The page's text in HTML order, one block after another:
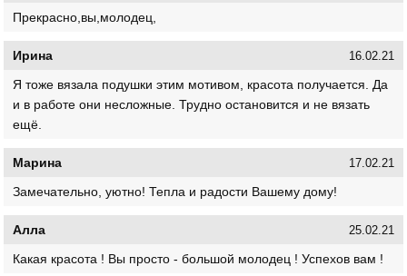
Прекрасно,вы,молодец,
Ирина 16.02.21
Я тоже вязала подушки этим мотивом, красота получается. Да
и в работе они несложные. Трудно остановится и не вязать
ещё.
Марина 17.02.21
Замечательно, уютно! Тепла и радости Вашему дому!
Алла 25.02.21
Какая красота ! Вы просто - большой молодец ! Успехов вам !